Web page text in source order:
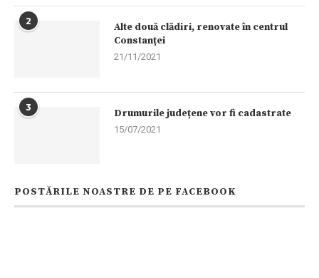
2
Alte două clădiri, renovate în centrul
Constanței
21/11/2021
3 Drumurile județene vor fi cadastrate
15/07/2021
POSTĂRILE NOASTRE DE PE FACEBOOK